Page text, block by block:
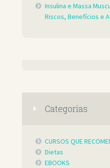
Insulina e Massa
Riscos, Benefícios e
Categorias
CURSOS QUE
Dietas
EBOOKS